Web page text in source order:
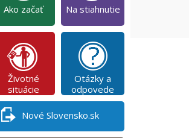
Ako začať Na stiahnutie
Životné
situácie
Otázky a
odpovede
Nové Slovensko.sk